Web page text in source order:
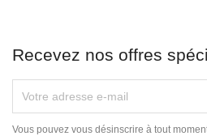
Recevez nos offres
Vous pouvez vous désinscrire à tout